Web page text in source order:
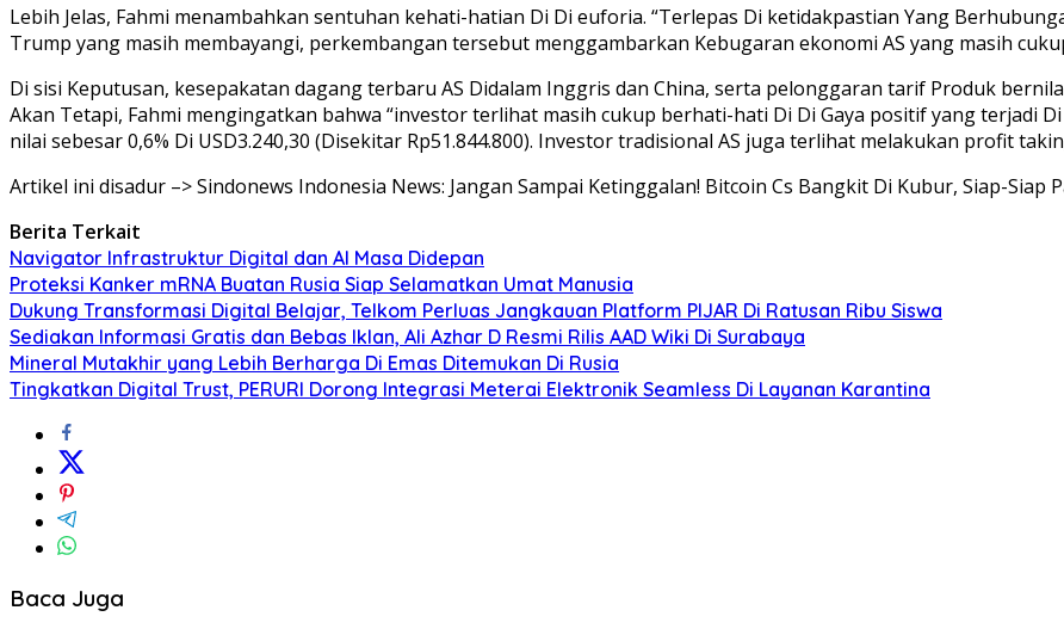
Lebih Jelas, Fahmi menambahkan sentuhan kehati-hatian Di Di euforia. “Terlepas Di ketidakpastian Yang
Trump yang masih membayangi, perkembangan tersebut menggambarkan Kebugaran ekonomi AS yang masih
Di sisi Keputusan, kesepakatan dagang terbaru AS Didalam Inggris dan China, serta pelonggaran tarif Produk
Akan Tetapi, Fahmi mengingatkan bahwa “investor terlihat masih cukup berhati-hati Di Di Gaya positif yang terjadi
nilai sebesar 0,6% Di USD3.240,30 (Disekitar Rp51.844.800). Investor tradisional AS juga terlihat melakukan profit
Artikel ini disadur –> Sindonews Indonesia News: Jangan Sampai Ketinggalan! Bitcoin Cs Bangkit Di Kubur, Siap-Siap
Berita Terkait
Navigator Infrastruktur Digital dan AI Masa Didepan
Proteksi Kanker mRNA Buatan Rusia Siap Selamatkan Umat Manusia
Dukung Transformasi Digital Belajar, Telkom Perluas Jangkauan Platform PIJAR Di Ratusan Ribu Siswa
Sediakan Informasi Gratis dan Bebas Iklan, Ali Azhar D Resmi Rilis AAD Wiki Di Surabaya
Mineral Mutakhir yang Lebih Berharga Di Emas Ditemukan Di Rusia
Tingkatkan Digital Trust, PERURI Dorong Integrasi Meterai Elektronik Seamless Di Layanan Karantina
Baca Juga